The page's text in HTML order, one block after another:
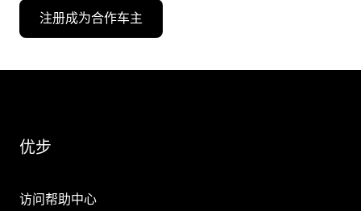
注册成为合作车主
优步
访问帮助中心